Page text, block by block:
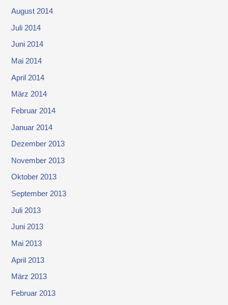
August 2014
Juli 2014
Juni 2014
Mai 2014
April 2014
März 2014
Februar 2014
Januar 2014
Dezember 2013
November 2013
Oktober 2013
September 2013
Juli 2013
Juni 2013
Mai 2013
April 2013
März 2013
Februar 2013